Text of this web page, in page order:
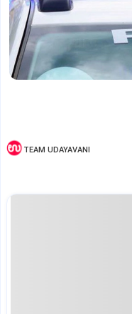
TEAM UDAYAVANI